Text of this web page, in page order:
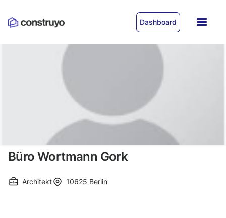
Dashboard
Büro Wortmann Gork
Architekt 10625 Berlin